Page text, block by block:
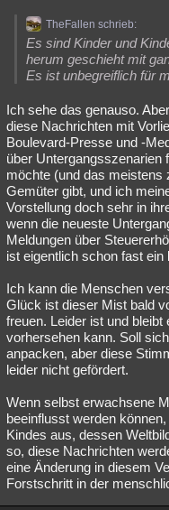
TheFallen schrieb:
Es sind Kinder und
herum geschieht mit
Es ist unbegreiflich für
Ich sehe das genauso.
diese Nachrichten mit
Boulevard-Presse und -
über Untergangsszenarien
möchte (und das meistens
Gemüter gibt, und ich
Vorstellung doch sehr in
wenn die neueste
Meldungen über
ist eigentlich schon fast
Ich kann die Menschen
Glück ist dieser Mist bald
freuen. Leider ist und
vorhersehen kann. Soll
anpacken, aber diese
leider nicht gefördert.
Wenn selbst erwachsene
beeinflusst werden
Kindes aus, dessen
so, diese Nachrichten
eine Änderung in diesem
Forstschritt in der